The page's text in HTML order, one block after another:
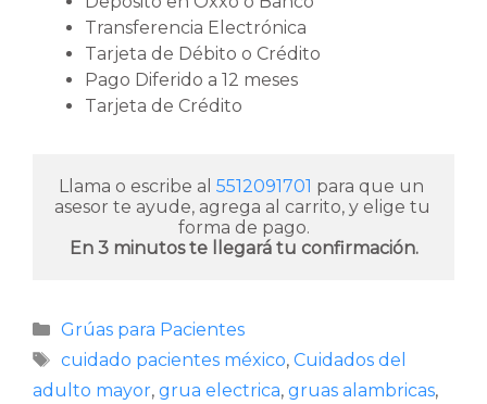
Transferencia Electrónica
Tarjeta de Débito o Crédito
Pago Diferido a 12 meses
Tarjeta de Crédito
Llama o escribe al 5512091701 para que un
asesor te ayude, agrega al carrito, y elige tu
En 3 minutos te llegará tu confirmación.
Categorías
Grúas para Pacientes
Etiquetas
cuidado pacientes méxico, Cuidados del
adulto mayor, grua electrica, gruas alambricas,